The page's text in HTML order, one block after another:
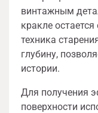
винтажным
кракле
техника
глубину,
истории.
Для получения
поверхности